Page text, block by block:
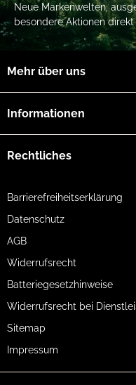
Neue Markenwelten,
besondere Aktionen
Mehr über uns
Informationen
Rechtliches
Barrierefreiheitserklärung
Datenschutz
AGB
Widerrufsrecht
Batteriegesetzhinweise
Widerrufsrecht bei
Sitemap
Impressum